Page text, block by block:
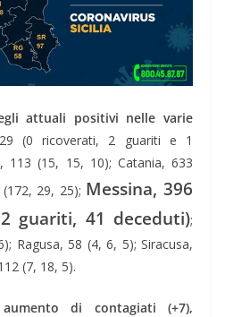
attuali positivi nelle varie
(0 ricoverati, 2 guariti e 1
113 (15, 15, 10); Catania, 633
29, 25); Messina, 396
guariti, 41 deceduti);
Ragusa, 58 (4, 6, 5); Siracusa,
(7, 18, 5).
aumento di contagiati (+7),